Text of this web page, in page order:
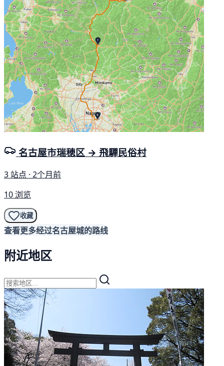
名古屋市瑞穂区 → 飛驒民俗村
3 站点 · 2个月前
10 浏览
收藏
查看更多经过名古屋城的路线
附近地区